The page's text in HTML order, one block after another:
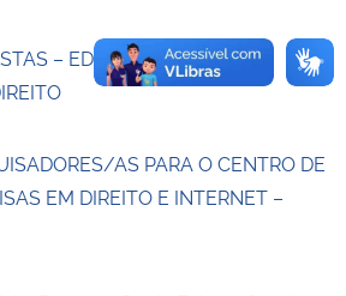
– EDITAL 012/2025-
AS PARA O CENTRO DE
EM DIREITO E INTERNET –